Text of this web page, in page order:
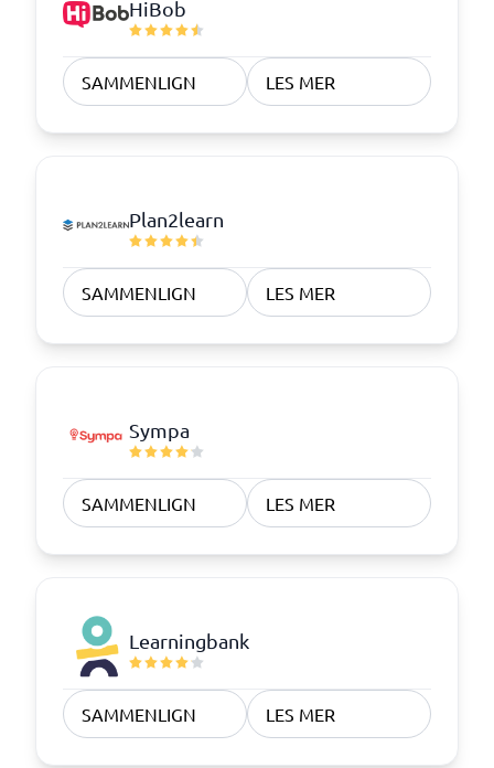
HiBob
SAMMENLIGN LES MER
Plan2learn
SAMMENLIGN LES MER
Sympa
SAMMENLIGN LES MER
Learningbank
SAMMENLIGN LES MER